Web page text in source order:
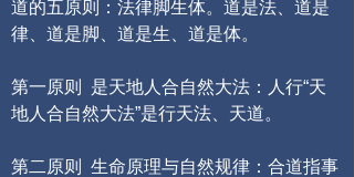
道的五原则：法律脚生体。道是法、道是
律、道是脚、道是生、道是体。
第一原则 是天地人合自然大法：人行“天
地人合自然大法”是行天法、天道。
第二原则
生命原理与自然规律：合道指事